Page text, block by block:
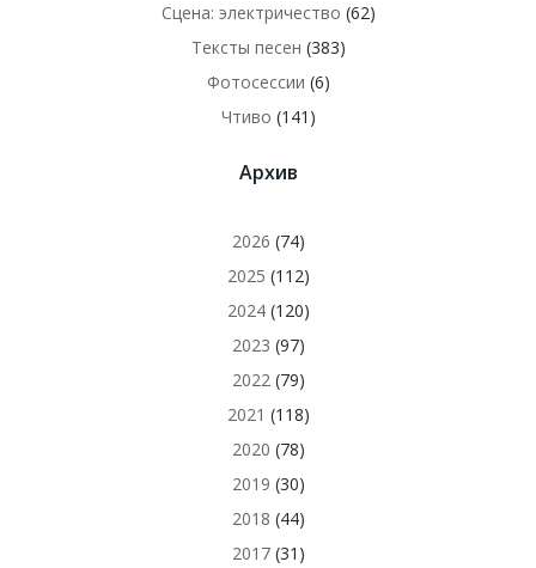
Сцена: электричество (62)
Тексты песен (383)
Фотосессии (6)
Чтиво (141)
Архив
2026 (74)
2025 (112)
2024(120)
2023 (97)
2022(79)
2021 (118)
2020 (78)
2019 (30)
2018 (44)
2017(31)